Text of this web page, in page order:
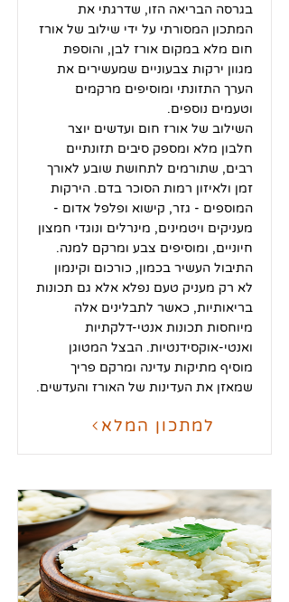
בגרסה הבריאה הזו, שדרגתי את
המתכון המסורתי על ידי שילוב של אורז
חום מלא במקום אורז לבן, והוספת
מגוון ירקות צבעוניים שמעשירים את
הערך התזונתי ומוסיפים מרקמים
וטעמים נוספים.
השילוב של אורז חום ועדשים יוצר
חלבון מלא ומספק סיבים תזונתיים
רבים, שתורמים לתחושת שובע לאורך
זמן ולאיזון רמות הסוכר בדם. הירקות
המוספים - גזר, קישוא ופלפל אדום -
מעניקים ויטמינים, מינרלים ונוגדי חמצון
חיוניים, ומוסיפים צבע ומרקם למנה.
התיבול העשיר בכמון, כורכום וקינמון
לא רק מעניק טעם נפלא אלא גם תכונות
בריאותיות, כאשר לתבלינים אלה
מיוחסות תכונות אנטי-דלקתיות
ואנטי-אוקסידנטיות. הבצל המטוגן
מוסיף מתיקות עדינה ומרקם פריך
שמאזן את העדינות של האורז והעדשים.
למתכון המלא